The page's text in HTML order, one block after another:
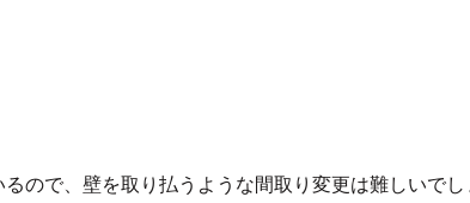
ので、壁を取り払うような間取り変更は難しいでし